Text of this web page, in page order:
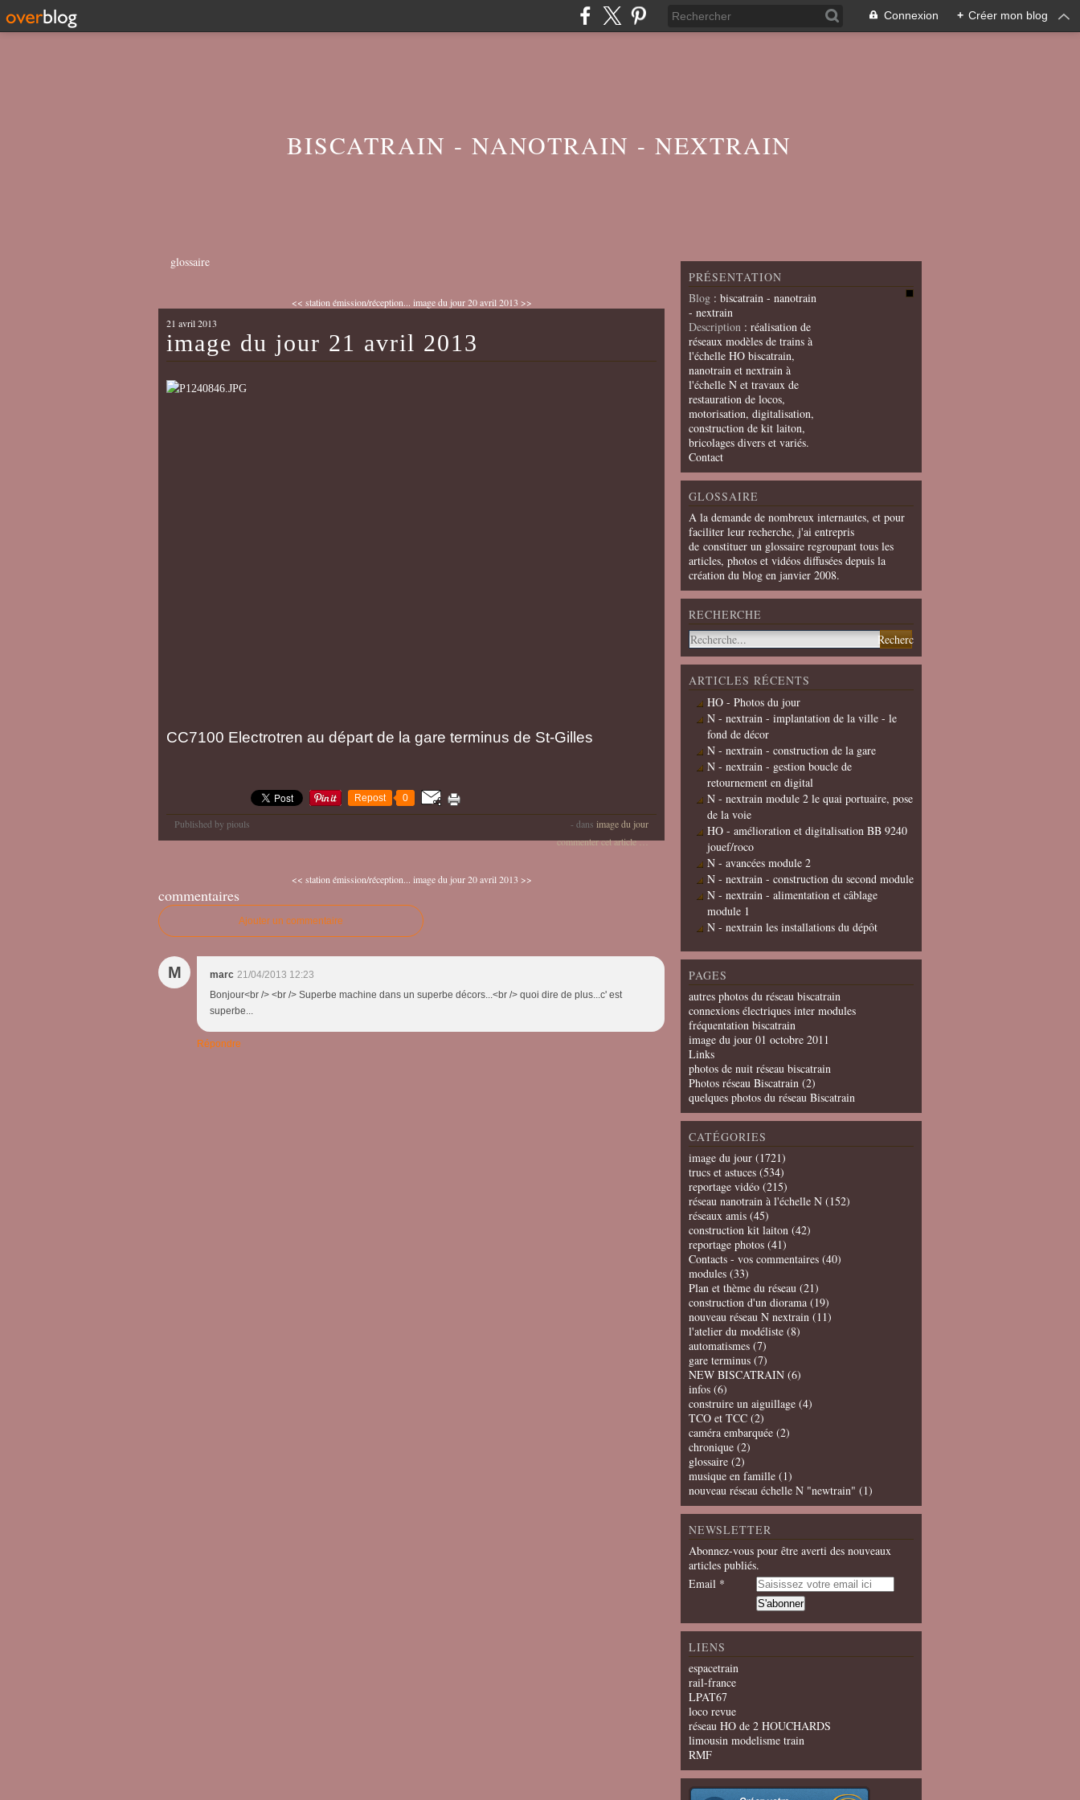
Connexion + Créer mon blog
BISCATRAIN - NANOTRAIN - NEXTRAIN
glossaire
<< station émission/réception... image du jour 20 avril 2013 >>
21 avril 2013
image du jour 21 avril 2013
CC7100 Electrotren au départ de la gare terminus de St-Gilles
Repost 0
Published by piouls - dans image du jour
commenter cet article…
<< station émission/réception... image du jour 20 avril 2013 >>
commentaires
Ajouter un commentaire
M marc 21/04/2013 12:23
Bonjour<br /> <br /> Superbe machine dans un superbe décors...<br /> quoi dire de plus...c' est
superbe...
Répondre
PRÉSENTATION
Blog : biscatrain - nanotrain
- nextrain
Description : réalisation de
réseaux modèles de trains à
l'échelle HO biscatrain,
nanotrain et nextrain à
l'échelle N et travaux de
restauration de locos,
motorisation, digitalisation,
construction de kit laiton,
bricolages divers et variés.
Contact
GLOSSAIRE
A la demande de nombreux internautes, et pour
faciliter leur recherche, j'ai entrepris
de constituer un glossaire regroupant tous les
articles, photos et vidéos diffusées depuis la
création du blog en janvier 2008.
RECHERCHE
ARTICLES RÉCENTS
HO - Photos du jour
N - nextrain - implantation de la ville - le
fond de décor
N - nextrain - construction de la gare
N - nextrain - gestion boucle de
retournement en digital
N - nextrain module 2 le quai portuaire, pose
de la voie
HO - amélioration et digitalisation BB 9240
jouef/roco
N - avancées module 2
N - nextrain - construction du second module
N - nextrain - alimentation et câblage
module 1
N - nextrain les installations du dépôt
PAGES
autres photos du réseau biscatrain
connexions électriques inter modules
fréquentation biscatrain
image du jour 01 octobre 2011
Links
photos de nuit réseau biscatrain
Photos réseau Biscatrain (2)
quelques photos du réseau Biscatrain
CATÉGORIES
image du jour (1721)
trucs et astuces (534)
reportage vidéo (215)
réseau nanotrain à l'échelle N (152)
réseaux amis (45)
construction kit laiton (42)
reportage photos (41)
Contacts - vos commentaires (40)
modules (33)
Plan et thème du réseau (21)
construction d'un diorama (19)
nouveau réseau N nextrain (11)
l'atelier du modéliste (8)
automatismes (7)
gare terminus (7)
NEW BISCATRAIN (6)
infos (6)
construire un aiguillage (4)
TCO et TCC (2)
caméra embarquée (2)
chronique (2)
glossaire (2)
musique en famille (1)
nouveau réseau échelle N "newtrain" (1)
NEWSLETTER
Abonnez-vous pour être averti des nouveaux
articles publiés.
Email
LIENS
espacetrain
rail-france
LPAT67
loco revue
réseau HO de 2 HOUCHARDS
limousin modelisme train
RMF